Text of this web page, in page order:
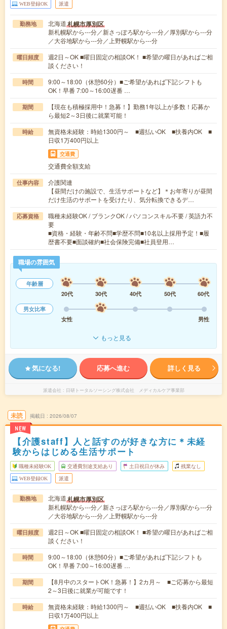
WEB登録OK 派遣
勤務地 北海道札幌市厚別区
新札幌駅から---分／新さっぽろ駅から---分／厚別駅から---分
／大谷地駅から---分／上野幌駅から---分
曜日頻度
週2日～OK ■曜日固定の相談OK！ ■希望の曜日があればご相
談ください！
時間
9:00～18:00（休憩60分）■ご希望があれば下記シフトも
OK！早番 7:00～16:00遅番 …
期間
【現在も積極採用中！急募！】勤務1年以上が多数！応募か
ら最短2～3日後に就業可能！
時給
無資格未経験：時給1300円～ ■週払いOK ■扶養内OK ■
日収1万400円以上
交通費
交通費全額支給
仕事内容
介護関連
【昼間だけの施設で、生活サポートなど】＊お年寄りが昼間
だけ生活のサポートを受けたり、気分転換できるデ…
応募資格
職種未経験OK / ブランクOK / パソコンスキル不要 / 英語力不
要
■資格・経験・年齢不問■学歴不問■10名以上採用予定！■履
歴書不要■面談確約■社会保険完備■社員登用…
職場の雰囲気
年齢層
20代
30代 40代 50代
60代
男女比率
女性
男性
もっと見る
気になる! 応募へ進む 詳しく見る
派遣会社 日研トータルソーシング株式会社 メディカルケア事業部
未読
NEW
掲載日 2026/08/07
【介護staff】人と話すのが好きな方に＊未経
験からはじめる生活サポート
職種未経験OK 交通費別途支給あり 土日祝日が休み 残業なし
WEB登録OK 派遣
勤務地 北海道札幌市厚別区
新札幌駅から---分／新さっぽろ駅から---分／厚別駅から---分
／大谷地駅から---分／上野幌駅から---分
曜日頻度
週2日～OK ■曜日固定の相談OK！ ■希望の曜日があればご相
談ください！
時間
9:00～18:00（休憩60分）■ご希望があれば下記シフトも
OK！早番 7:00～16:00遅番 …
期間
【8月中のスタートOK！急募！】2カ月～ ■ご応募から最短
2～3日後に就業が可能です！
時給
無資格未経験：時給1300円～ ■週払いOK ■扶養内OK ■
日収1万400円以上